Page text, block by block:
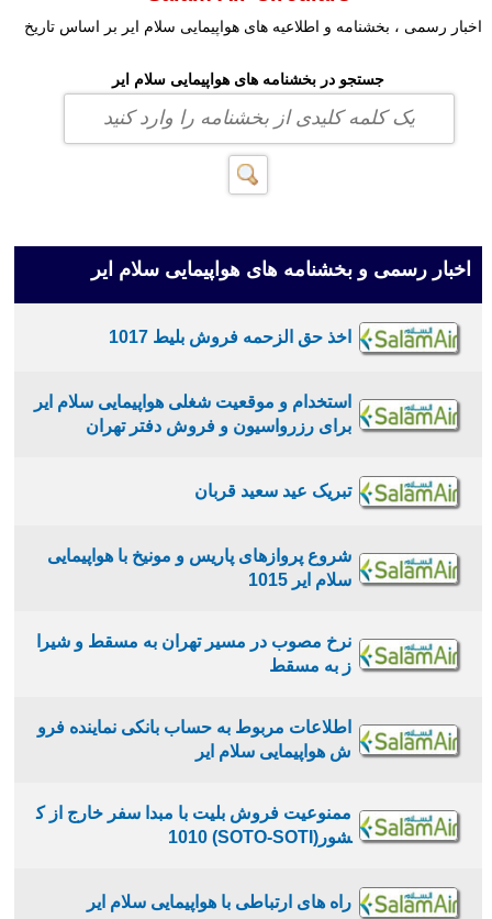
اخبار رسمی ، بخشنامه و اطلاعیه های هواپیمایی سلام ایر بر اساس تاریخ
جستجو در بخشنامه های هواپیمایی سلام ایر
اخبار رسمی و بخشنامه های هواپیمایی سلام ایر
اخذ حق الزحمه فروش بلیط 1017
استخدام و موقعیت شغلی هواپیمایی سلام ایر
برای رزرواسیون و فروش دفتر تهران
تبریک عید سعید قربان
شروع پروازهای پاریس و مونیخ با هواپیمایی
سلام ایر 1015
نرخ مصوب در مسیر تهران به مسقط و شیرا
ز به مسقط
اطلاعات مربوط به حساب بانکی نماینده فرو
ش هواپیمایی سلام ایر
ممنوعیت فروش بلیت با مبدا سفر خارج از ک
شور(SOTO-SOTI) 1010
راه های ارتباطی با هواپیمایی سلام ایر